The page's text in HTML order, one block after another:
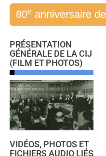
80e anniversaire
PRÉSENTATION
GÉNÉRALE DE LA CIJ
(FILM ET PHOTOS)
VIDÉOS, PHOTOS ET
FICHIERS AUDIO LIÉS
Assistance financière
aux Parties
Rapports annuels
80e anniversaire de la
Cour
LE GREFFE
Greffier
Organigramme du
Greffe
Textes régissant le
Greffe
Bibliothèque de la